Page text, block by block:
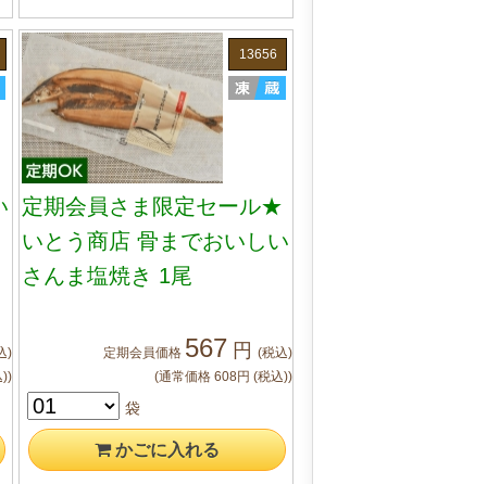
)
))
13656
定期会員さま限定セール★
いとう商店 骨までおいしい
さんま塩焼き 1尾
定期会員価格 567 円(税込)
(通常価格608円(税込))
袋
かごに入れる